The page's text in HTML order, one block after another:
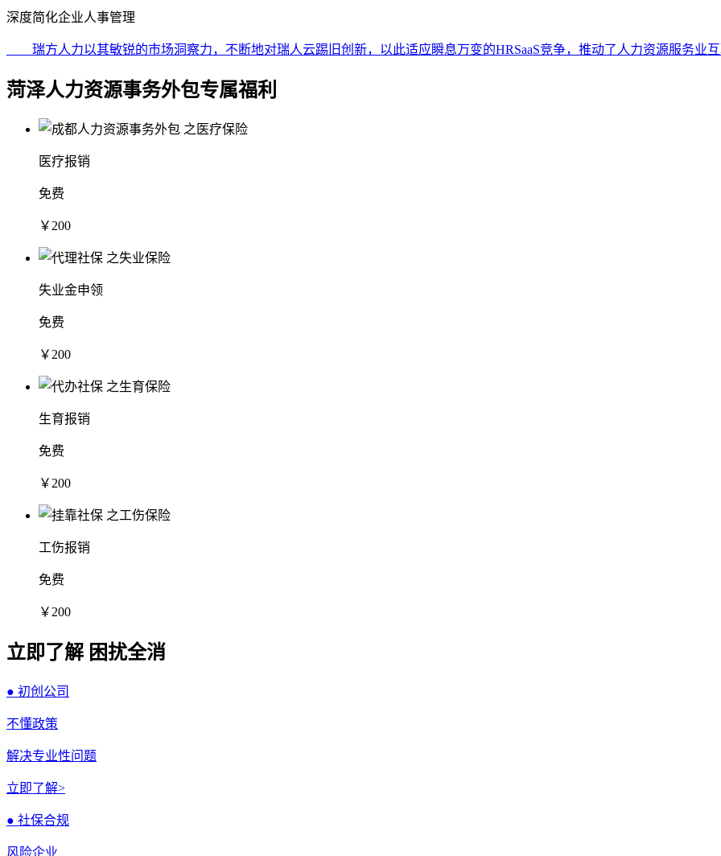
深度简化企业人事管理
瑞方人力以其敏锐的市场洞察力，不断地对瑞人云踢旧创新，以此适应瞬息万变的HRSaaS竞争，推动了人力资源服务业
菏泽人力资源事务外包专属福利
医疗报销
免费
￥200
失业金申领
免费
￥200
生育报销
免费
￥200
工伤报销
免费
￥200
立即了解 困扰全消
● 初创公司
不懂政策
解决专业性问题
立即了解>
● 社保合规
风险企业